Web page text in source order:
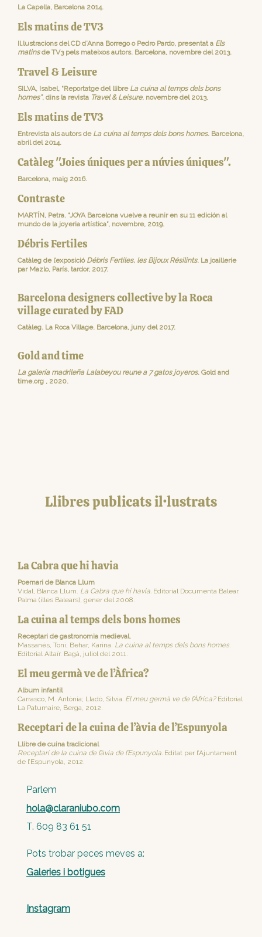
La Capella, Barcelona 2014.
Els matins de TV3
Il.lustracions del CD d’Anna Borrego o Pedro Pardo, presentat a Els
matinsde TV3 pels mateixos autors. Barcelona, novembre del 2013.
Travel & Leisure
SILVA, Isabel, “Reportatge del llibre La cuina al temps dels bons
homes”, dins la revista Travel & Leisure, novembre del 2013.
Els matins de TV3
Entrevista als autors de La cuina al temps dels bons homes. Barcelona,
abril del 2014.
Catàleg "Joies úniques per a núvies úniques".
Barcelona, maig 2016.
Contraste
MARTÍN, Petra. “JOYA Barcelona vuelve a reunir en su 11 edición al
mundo de la joyeria artística”, novembre, 2019.
Débris Fertiles
Catàleg de l’exposició Débris Fertiles, les Bijoux Résilints. La joaillerie
par Mazlo, París, tardor, 2017.
Barcelona designers collective by la Roca
village curated by FAD
Catàleg. La Roca Village. Barcelona, juny del 2017.
Gold and time
La galería madrileña Lalabeyou reune a 7 gatos joyeros. Gold and
time.org , 2020.
Llibres publicats il·lustrats
La Cabra que hi havia
Poemari de Blanca Llum
Vidal, Blanca Llum. La Cabra que hi havia. Editorial Documenta Balear.
Palma (illes Balears), gener del 2008.
La cuina al temps dels bons homes
Receptari de gastronomia medieval.
Massanés, Toni; Behar, Karina. La cuina al temps dels bons homes.
Editorial Altaïr. Bagà, juliol del 2011.
El meu germà ve de l’Àfrica?
Album infantil
Carrasco, M. Antònia; Lladó, Silvia. El meu germà ve de l’Àfrica? Editorial
La Patumaire, Berga, 2012.
Receptari de la cuina de l’àvia de l’Espunyola
Llibre de cuina tradicional
Receptari de la cuina de l’àvia de l’Espunyola. Editat per l’Ajuntament
de l’Espunyola, 2012.
Parlem
hola@claraniubo.com
T. 609 83 61 51
Pots trobar peces meves a:
Galeries i botigues
Instagram